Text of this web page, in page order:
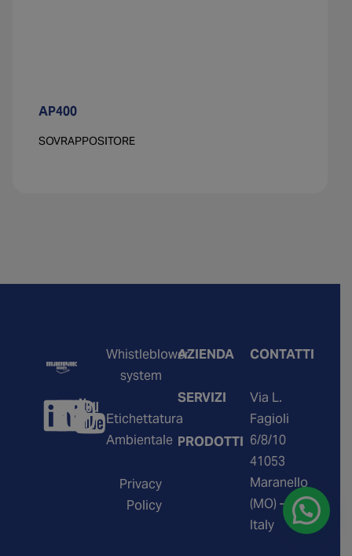
AP400
SOVRAPPOSITORE
Whistleblower
system
Etichettatura
Ambientale
Privacy
Policy
AZIENDA
SERVIZI
PRODOTTI
CONTATTI
Via L.
Fagioli
6/8/10
41053
Maranello
(MO) –
Italy